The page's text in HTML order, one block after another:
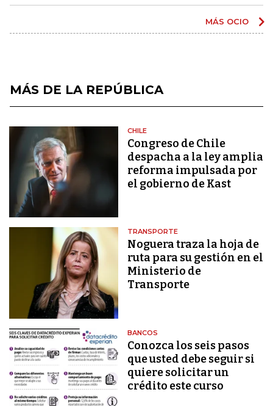
MÁS OCIO
MÁS DE LA REPÚBLICA
CHILE
Congreso de Chile
despacha a la ley amplia
reforma impulsada por
el gobierno de Kast
TRANSPORTE
Noguera traza la hoja de
ruta para su gestión en el
Ministerio de
Transporte
BANCOS
Conozca los seis pasos
que usted debe seguir si
quiere solicitar un
crédito este curso